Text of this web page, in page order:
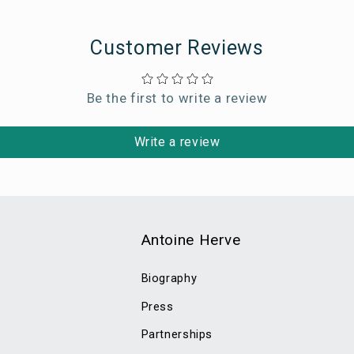
Customer Reviews
Be the first to write a review
Write a review
Antoine Herve
Biography
Press
Partnerships